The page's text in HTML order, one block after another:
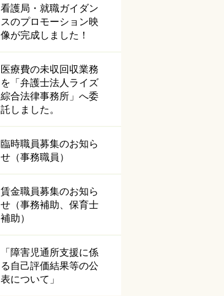
看護局・就職ガイダン
スのプロモーション映
像が完成しました！
医療費の未収回収業務
を「弁護士法人ライズ
綜合法律事務所」へ委
託しました。
臨時職員募集のお知ら
せ（事務職員）
賃金職員募集のお知ら
せ（事務補助、保育士
補助）
「障害児通所支援に係
る自己評価結果等の公
表について」